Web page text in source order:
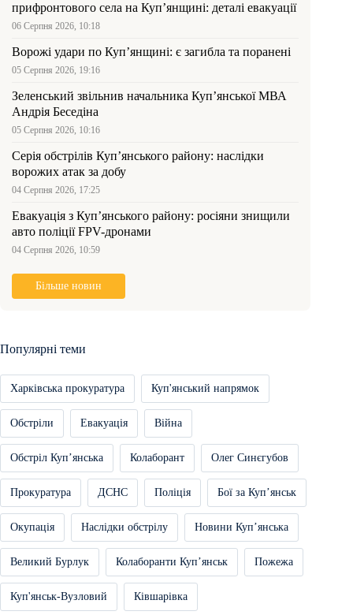
прифронтового села на Куп’янщині: деталі евакуації
06 Серпня 2026, 10:18
Ворожі удари по Куп’янщині: є загибла та поранені
05 Серпня 2026, 19:16
Зеленський звільнив начальника Купʼянської МВА
Андрія Беседіна
05 Серпня 2026, 10:16
Серія обстрілів Куп’янського району: наслідки
ворожих атак за добу
04 Серпня 2026, 17:25
Евакуація з Куп’янського району: росіяни знищили
авто поліції FPV-дронами
04 Серпня 2026, 10:59
Більше новин
Популярні теми
Харківська прокуратура Куп'янський напрямок
Обстріли Евакуація Війна
Обстріл Купʼянська Колаборант Олег Синєгубов
Прокуратура ДСНС Поліція Бої за Купʼянськ
Окупація Наслідки обстрілу Новини Купʼянська
Великий Бурлук Колаборанти Купʼянськ Пожежа
Куп'янськ-Вузловий Ківшарівка